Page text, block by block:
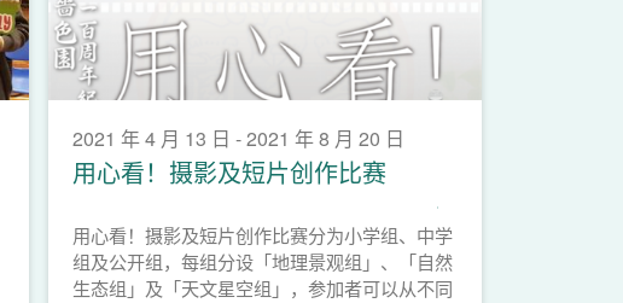
2021 年 4 月 13 日 - 2021 年 8 月 20 日
用心看！摄影及短片创作比赛
用心看！摄影及短片创作比赛分为小学组、中学
组及公开组，每组分设「地理景观组」、「自然
生态组」及「天文星空组」，参加者可以从不同